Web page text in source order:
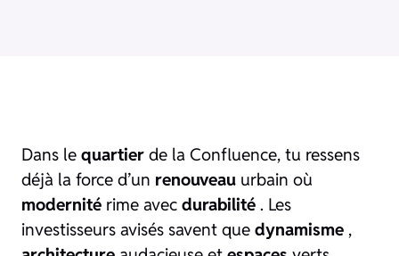
Dans le quartier de la Confluence, tu ressens
déjà la force d’un renouveau urbain où
modernité rime avec durabilité . Les
investisseurs avisés savent que dynamisme ,